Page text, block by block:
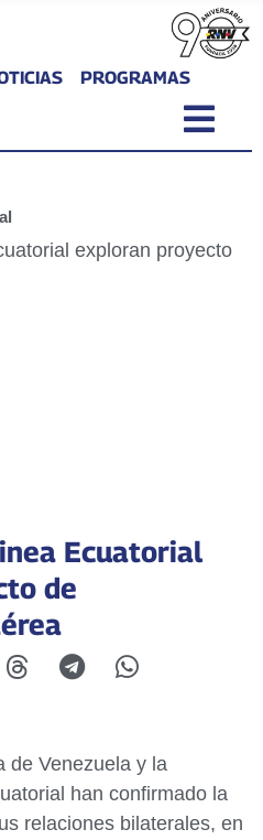
PROGRAMAS
Ecuatorial
de
de Venezuela y la
han confirmado la
relaciones bilaterales, en